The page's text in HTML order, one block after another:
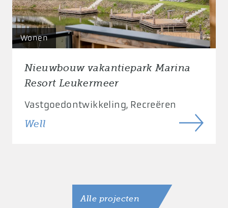
Wonen
Nieuwbouw vakantiepark Marina
Resort Leukermeer
Vastgoedontwikkeling Recreëren
Well
Alle projecten